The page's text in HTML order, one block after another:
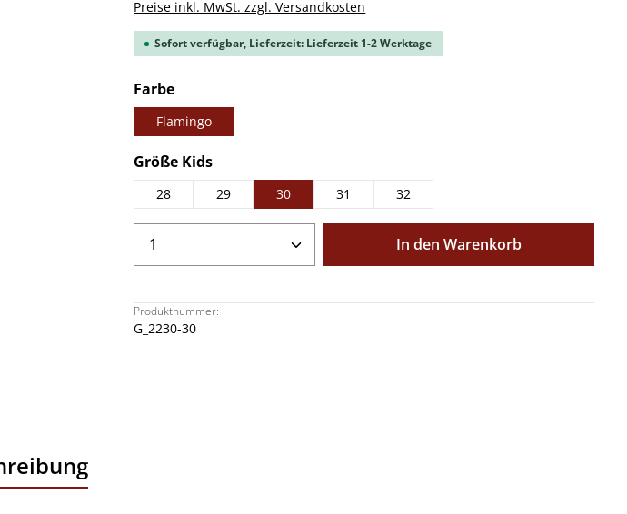
Preise inkl. MwSt. zzgl. Versandkosten
Sofort verfügbar, Lieferzeit: Lieferzeit 1-2 Werktage
Farbeauswählen
Flamingo
Größe Kidsauswählen
28 29 30 31 32
Produkt Anzahl: Gib den gewünschten Wert
In den Warenkorb
Produktnummer:
G_2230-30